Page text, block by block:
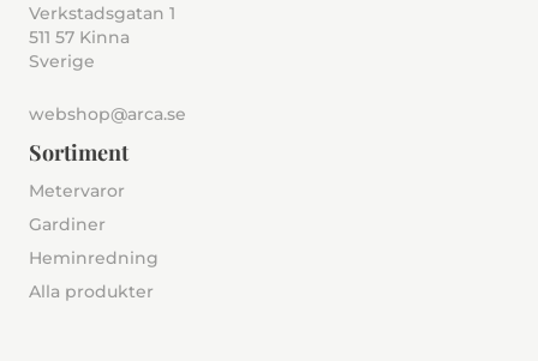
Verkstadsgatan 1
511 57 Kinna
Sverige
webshop@arca.se
Sortiment
Metervaror
Gardiner
Heminredning
Alla produkter